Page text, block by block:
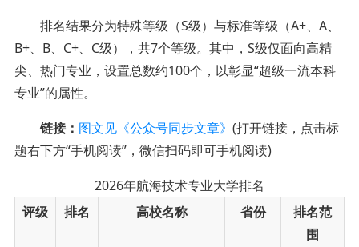
排名结果分为特殊等级（S级）与标准等级（A+、A、
B+、B、C+、C级），共7个等级。其中，S级仅面向高精
尖、热门专业，设置总数约100个，以彰显“超级一流本科
专业”的属性。
链接： 图文见《公众号同步文章》 (打开链接，点击标
题右下方“手机阅读”，微信扫码即可手机阅读)
2026年航海技术专业大学排名
评级
排名 高校名称 省份
排名范
围